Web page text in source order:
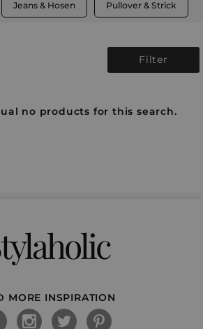
Jeans & Hosen Pullover & Strick
Filter
no products for this search.
MORE INSPIRATION